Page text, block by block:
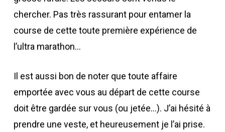
chercher. Pas très rassurant pour entamer la
course de cette toute première expérience de
l’ultra marathon…
Il est aussi bon de noter que toute affaire
emportée avec vous au départ de cette course
doit être gardée sur vous (ou jetée…). J’ai hésité à
prendre une veste, et heureusement je l’ai prise.